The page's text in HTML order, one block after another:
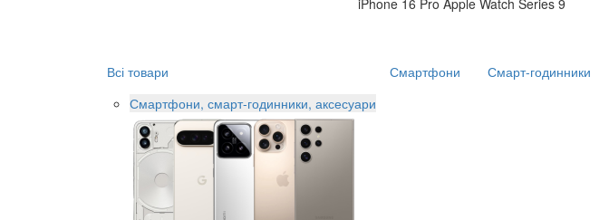
iPhone 16 Pro Apple Watch Series 9
Всі товари
Смартфони, смарт-годинники, аксесуари
Смартфони Смарт-годинники